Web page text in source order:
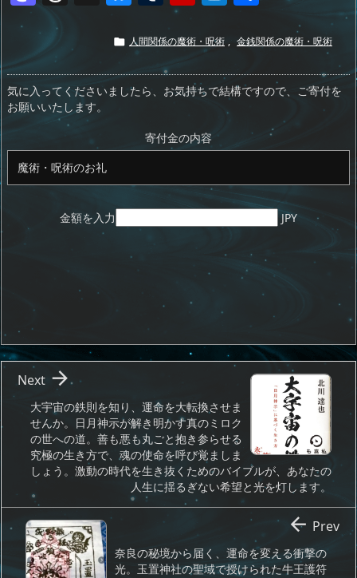
st
o
d
o
n
re
a
d
s
e
sk
y
u
m
bl
r
b
o
ar
n
d
ro
p.
io
 人間関係の魔術・呪術 , 金銭関係の魔術・呪術
気に入ってくださいましたら、お気持ちで結構ですので、ご寄付を
お願いいたします。
寄付金の内容
金額を入力 JPY
大宇宙の鉄則を知り、運命を大転換させま
せんか。日月神示が解き明かす真のミロク
の世への道。善も悪も丸ごと抱き参らせる
究極の生き方で、魂の使命を呼び覚ましま
しょう。激動の時代を生き抜くためのバイブルが、あなたの
人生に揺るぎない希望と光を灯します。

Next
奈良の秘境から届く、運命を変える衝撃の
光。玉置神社の聖域で授けられた牛王護符
 Prev